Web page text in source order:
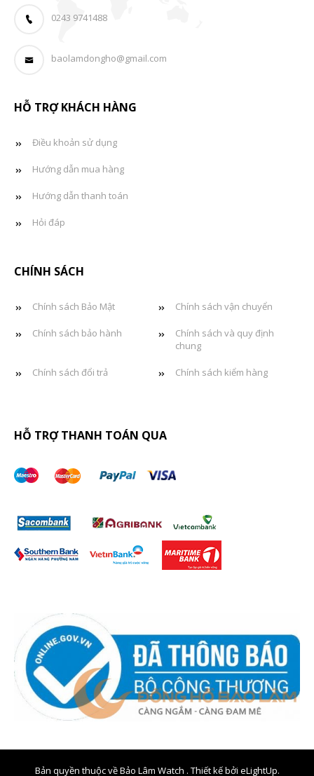
0243 9741488
baolamdongho@gmail.com
HỖ TRỢ KHÁCH HÀNG
Điều khoản sử dụng
Hướng dẫn mua hàng
Hướng dẫn thanh toán
Hỏi đáp
CHÍNH SÁCH
Chính sách Bảo Mật Chính sách vận chuyển
Chính sách bảo hành
Chính sách và quy định
chung
Chính sách đổi trả Chính sách kiểm hàng
HỖ TRỢ THANH TOÁN QUA
Bản quyền thuộc về Bảo Lâm Watch . Thiết kế bởi eLightUp.